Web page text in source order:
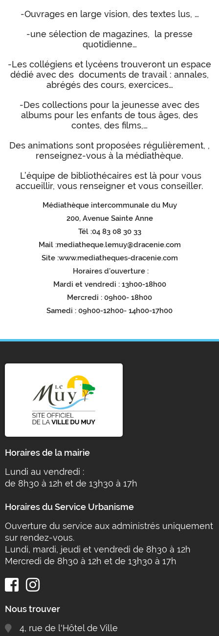
-Ouvrages en large vision, des textes lus, …
-une sélection de magazines, la presse
quotidienne…
-Les collégiens et lycéens trouveront un espace
dédié avec des documents de travail : annales,
abrégés des cours, exercices…
-Des collections pour la jeunesse avec des
albums pour les enfants de tous âges, des
contes, des films,…
Des animations sont proposées régulièrement, ,
renseignez-vous à la médiathèque.
L’équipe de bibliothécaires est là pour vous
accueillir, vous renseigner et vous conseiller.
Médiathèque intercommunale du Muy
200, Avenue Sainte Anne
Tél :04 83 08 30 33
Mail :mediatheque.lemuy@dracenie.com
Site :www.mediatheques-dracenie.com
Horaires d’ouverture :
Mardi et vendredi : 13h00-18h00
Mercredi : 09h00- 18h00
Samedi : 09h00-12h00- 14h00-17h00
Horaires de la mairie
Lundi au vendredi :
de 8h30 à 12h et de 13h30 à 17h
Horaires du Service Urbanisme
Ouverture du service aux administrés uniquement
sur rendez-vous.
Lundi, mardi, jeudi et vendredi de 8h30 à 12h
Mercredi de 8h30 à 12h et de 13h30 à 17h
Nous trouver
4, rue de l'Hôtel de Ville